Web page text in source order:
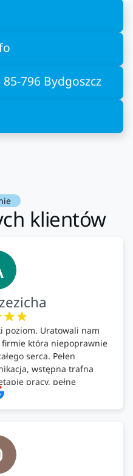
85-796 Bydgoszcz
klientów
poziom. Uratowali nam
która niepoprawnie
serca. Pełen
wstępna trafna
pracy, pełne
znający się na rzeczy.
poziomie, rzetelna.